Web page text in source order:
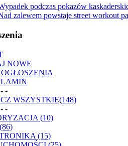
podczas pokazów
zalewem powstaje street workout
NOWE
-
WSZYSTKIE(148)
-
(10)
(15)